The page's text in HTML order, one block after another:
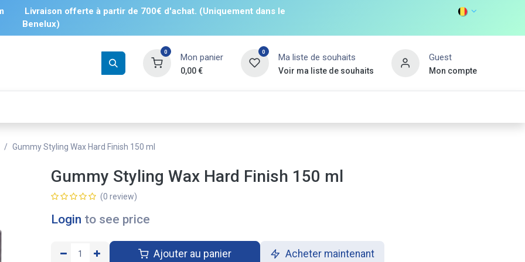
Livraison offerte à partir de 700€ d'achat. (Uniquement dans le
Benelux)
0 Mon panier
0,00€
0 Ma liste de souhaits
Voir ma liste de souhaits
Guest
Mon compte
DISCOVER
Gummy Styling Wax Hard Finish 150 ml
Gummy Styling Wax Hard Finish 150 ml
(0 review)
Login to see price
Ajouter au panier Acheter maintenant